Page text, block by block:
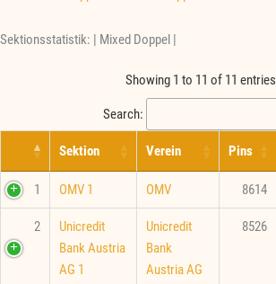
Sektionsstatistik: | Mixed Doppel |
Showing 1 to 11 of 11 entries
Search:
Sektion Verein Pins
1 OMV 1 OMV 8614
2
Unicredit
Bank Austria
AG 1
Unicredit
Bank
Austria AG
8526